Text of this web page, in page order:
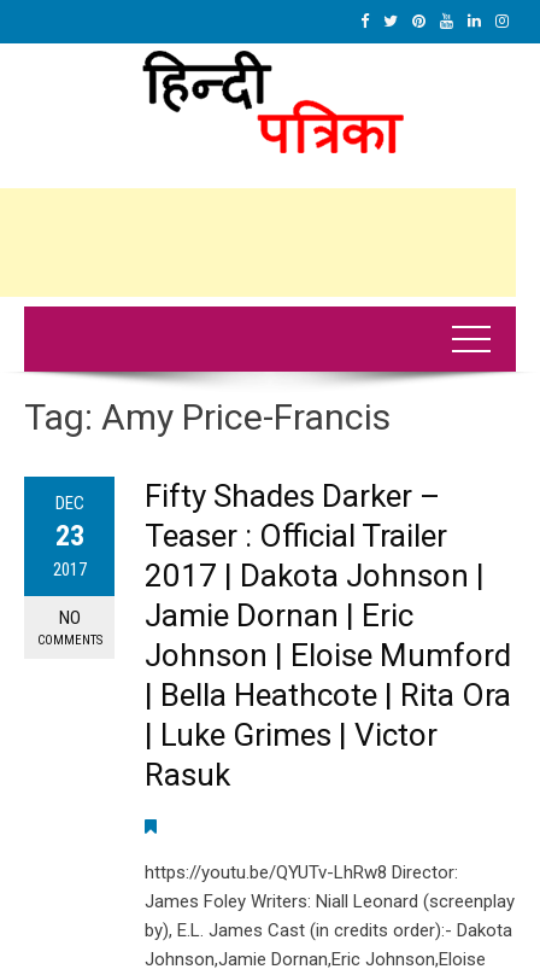
Tag: Amy Price-Francis
DEC
23
2017
NO
COMMENTS
Fifty Shades Darker –
Teaser : Official Trailer
2017 | Dakota Johnson |
Jamie Dornan | Eric
Johnson | Eloise Mumford
| Bella Heathcote | Rita Ora
| Luke Grimes | Victor
Rasuk
https://youtu.be/QYUTv-LhRw8 Director:
James Foley Writers: Niall Leonard (screenplay
by), E.L. James Cast (in credits order):- Dakota
Johnson,Jamie Dornan,Eric Johnson,Eloise